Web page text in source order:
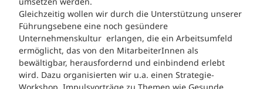
Gleichzeitig wollen wir durch die Unterstützung unserer
Führungsebene eine noch gesündere
Unternehmenskultur erlangen, die ein Arbeitsumfeld
ermöglicht, das von den MitarbeiterInnen als
bewältigbar, herausfordernd und einbindend erlebt
wird. Dazu organisierten wir u.a. einen Strategie-